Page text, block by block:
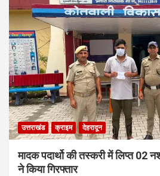
उत्तराखंड क्राइम देहरादून
मादक पदार्थो की तस्करी में लिप्त 02
ने किया गिरफ्तार